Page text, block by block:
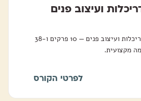
ועיצוב פנים
קורס אונליין לצילום אדריכלות ועיצוב פנים — 10 פרקים ו-38
מקצועית.
לפרטי הקורס